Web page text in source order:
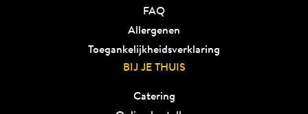
FAQ
Allergenen
Toegankelijkheidsverklaring
BIJ JE THUIS
Catering